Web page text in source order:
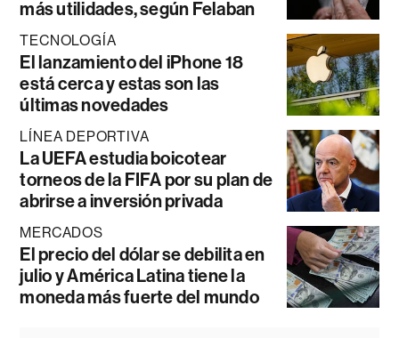
más utilidades, según Felaban
TECNOLOGÍA
El lanzamiento del iPhone 18
está cerca y estas son las
últimas novedades
LÍNEA DEPORTIVA
La UEFA estudia boicotear
torneos de la FIFA por su plan de
abrirse a inversión privada
MERCADOS
El precio del dólar se debilita en
julio y América Latina tiene la
moneda más fuerte del mundo